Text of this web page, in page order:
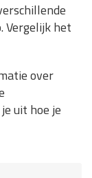
Vergelijk het
over
uit hoe je